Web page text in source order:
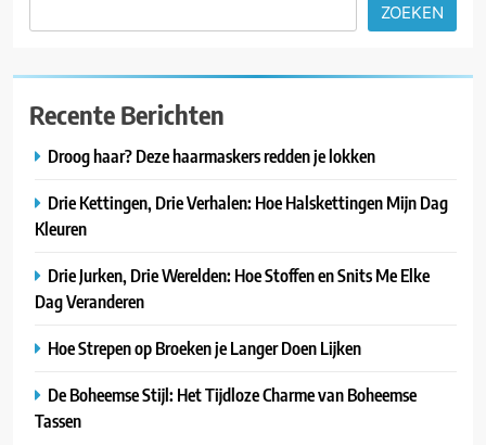
ZOEKEN
Recente Berichten
Droog haar? Deze haarmaskers redden je lokken
Drie Kettingen, Drie Verhalen: Hoe Halskettingen Mijn Dag
Kleuren
Drie Jurken, Drie Werelden: Hoe Stoffen en Snits Me Elke
Dag Veranderen
Hoe Strepen op Broeken je Langer Doen Lijken
De Boheemse Stijl: Het Tijdloze Charme van Boheemse
Tassen